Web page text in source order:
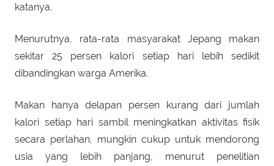
katanya.
Menurutnya, rata-rata masyarakat Jepang makan
sekitar 25 persen kalori setiap hari lebih sedikit
dibandingkan warga Amerika.
Makan hanya delapan persen kurang dari jumlah
kalori setiap hari sambil meningkatkan aktivitas fisik
secara perlahan, mungkin cukup untuk mendorong
usia yang lebih panjang, menurut penelitian